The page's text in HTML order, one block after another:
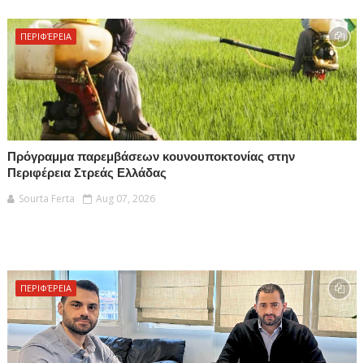
ΠΕΡΙΦΈΡΕΙΑ
Πρόγραμμα παρεμβάσεων κουνουποκτονίας στην
Περιφέρεια Στρεάς Ελλάδας
Sourta Ferta
Aug 07, 2026
ΠΕΡΙΦΈΡΕΙΑ